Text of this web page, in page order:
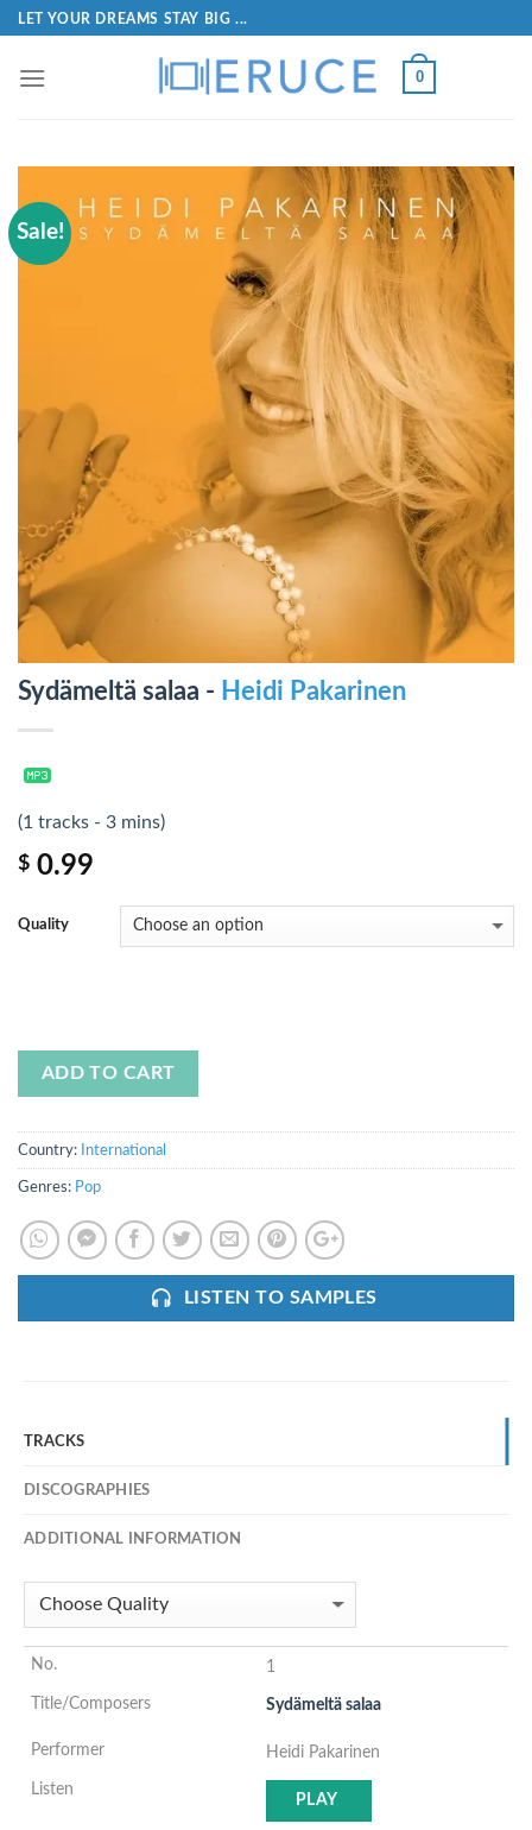
LET YOUR DREAMS STAY BIG ...
0
Sale!
Sydämeltä salaa - Heidi Pakarinen
(1 tracks - 3 mins)
$ 0.99
Quality
ADD TO CART
Country: International
Genres: Pop
LISTEN TO SAMPLES
TRACKS
DISCOGRAPHIES
ADDITIONAL INFORMATION
1
Sydämeltä salaa
Heidi Pakarinen
PLAY